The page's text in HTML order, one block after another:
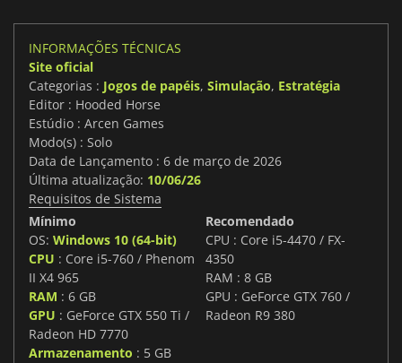
INFORMAÇÕES TÉCNICAS
Site oficial
Categorias : Jogos de papéis, Simulação, Estratégia
Editor : Hooded Horse
Estúdio : Arcen Games
Modo(s) : Solo
Data de Lançamento : 6 de março de 2026
Última atualização: 10/06/26
Requisitos de Sistema
Mínimo
OS: Windows 10 (64-bit)
CPU : Core i5-760 / Phenom
II X4 965
RAM : 6 GB
GPU : GeForce GTX 550 Ti /
Radeon HD 7770
Armazenamento : 5 GB
Recomendado
CPU : Core i5-4470 / FX-
4350
RAM : 8 GB
GPU : GeForce GTX 760 /
Radeon R9 380